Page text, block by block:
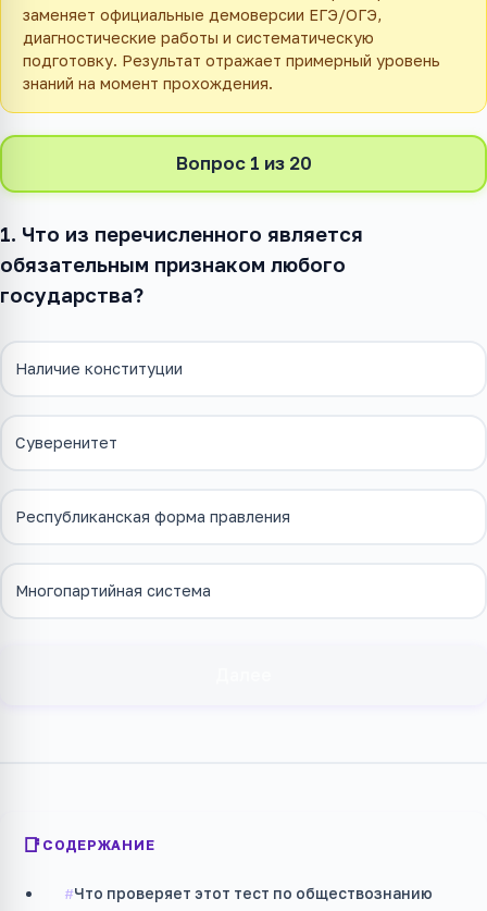
заменяет официальные демоверсии ЕГЭ/ОГЭ,
диагностические работы и систематическую
подготовку. Результат отражает примерный уровень
знаний на момент прохождения.
Вопрос 1 из 20
1. Что из перечисленного является
обязательным признаком любого
государства?
Наличие конституции
Суверенитет
Республиканская форма правления
Многопартийная система
СОДЕРЖАНИЕ
Что проверяет этот тест по обществознанию